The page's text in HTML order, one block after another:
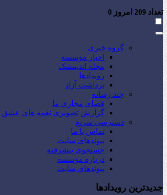
تعداد امروز 0
گروه خبری
اخبار موسسه
مجله اندیمشک
رویدادها
برداشت آزاد
چند رسانه
فضای مجازی ما
گزارش تصویری نغمه های عشق
دسترسی سریع
تماس با ما
پیوندهای سایت
جستجوی پیشرفته
درباره موسسه
پیوندهای سایت
جدیدترین رویدادها